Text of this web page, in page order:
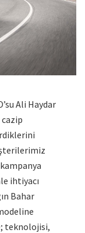
Ali Haydar
ihtiyacı
Bahar
teknolojisi,